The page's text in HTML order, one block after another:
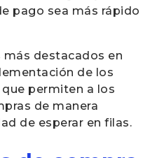
pago sea más rápido
más destacados en
de los
que permiten a los
de manera
de esperar en filas.